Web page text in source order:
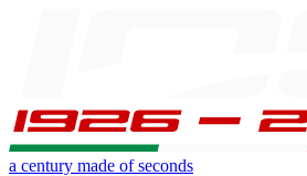
a century made of seconds